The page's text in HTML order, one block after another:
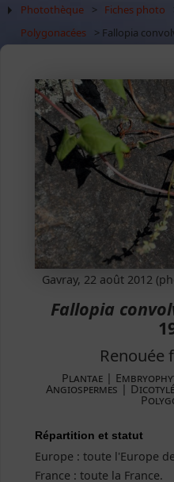
Photothèque > Fiches photo
Polygonacées
> Fallopia
Gavray, 22 août 2012
Fallopia
Renouée
Plantae ­|
Angiospermes |
Répartition et statut
Europe : toute l'Europe
France : toute la France.